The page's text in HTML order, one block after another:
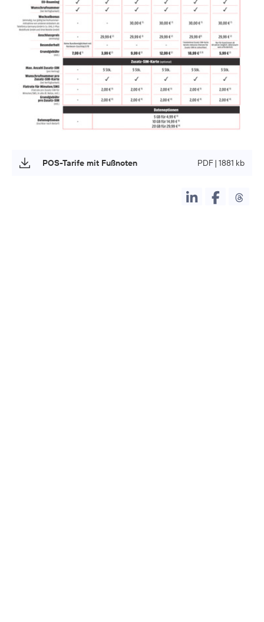
POS-Tarife mit Fußnoten PDF | 1881 kb